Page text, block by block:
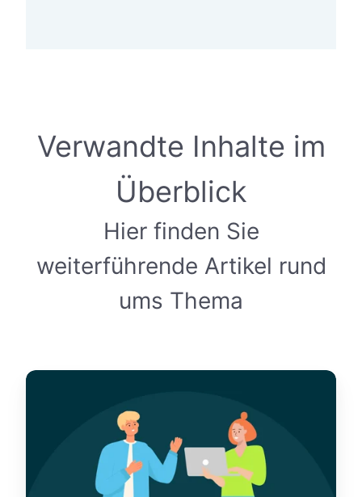
Verwandte Inhalte im
Überblick
Hier finden Sie
weiterführende Artikel rund
ums Thema
S